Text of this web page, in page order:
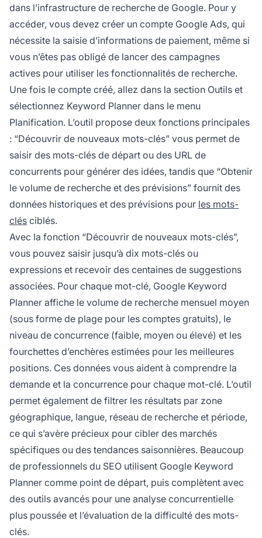
dans l’infrastructure de recherche de Google. Pour y
accéder, vous devez créer un compte Google Ads, qui
nécessite la saisie d’informations de paiement, même si
vous n’êtes pas obligé de lancer des campagnes
actives pour utiliser les fonctionnalités de recherche.
Une fois le compte créé, allez dans la section Outils et
sélectionnez Keyword Planner dans le menu
Planification. L’outil propose deux fonctions principales
: “Découvrir de nouveaux mots-clés” vous permet de
saisir des mots-clés de départ ou des URL de
concurrents pour générer des idées, tandis que “Obtenir
le volume de recherche et des prévisions” fournit des
données historiques et des prévisions pour les mots-
clés ciblés.
Avec la fonction “Découvrir de nouveaux mots-clés”,
vous pouvez saisir jusqu’à dix mots-clés ou
expressions et recevoir des centaines de suggestions
associées. Pour chaque mot-clé, Google Keyword
Planner affiche le volume de recherche mensuel moyen
(sous forme de plage pour les comptes gratuits), le
niveau de concurrence (faible, moyen ou élevé) et les
fourchettes d’enchères estimées pour les meilleures
positions. Ces données vous aident à comprendre la
demande et la concurrence pour chaque mot-clé. L’outil
permet également de filtrer les résultats par zone
géographique, langue, réseau de recherche et période,
ce qui s’avère précieux pour cibler des marchés
spécifiques ou des tendances saisonnières. Beaucoup
de professionnels du SEO utilisent Google Keyword
Planner comme point de départ, puis complètent avec
des outils avancés pour une analyse concurrentielle
plus poussée et l’évaluation de la difficulté des mots-
clés.